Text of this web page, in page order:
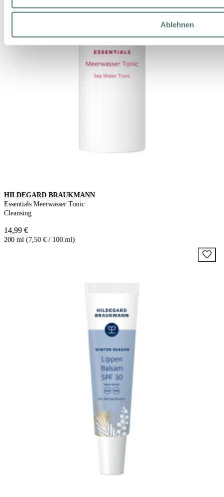
Ablehnen
HILDEGARD BRAUKMANN
Essentials Meerwasser Tonic
Cleansing
14,99 €
200 ml (7,50 € / 100 ml)